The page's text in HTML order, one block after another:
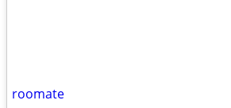
roomate